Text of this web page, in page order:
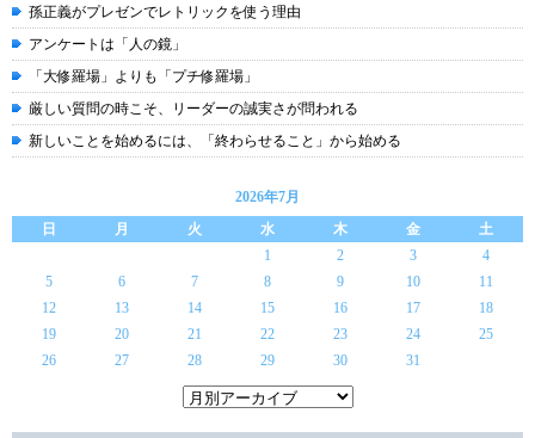
孫正義がプレゼンでレトリックを使う理由
アンケートは「人の鏡」
「大修羅場」よりも「プチ修羅場」
厳しい質問の時こそ、リーダーの誠実さが問われる
新しいことを始めるには、「終わらせること」から始める
2026年7月
日
月 火 水 木 金
土
1
2 3
4
5
6 7 8 9 10
11
12
13 14 15 16 17
18
19
20 21 22 23 24
25
26
27 28 29 30 31